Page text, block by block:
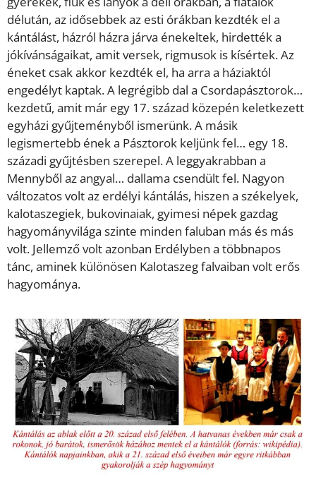
délután, az idősebbek az esti órákban kezdték el a
kántálást, házról házra járva énekeltek, hirdették a
jókívánságaikat, amit versek, rigmusok is kísértek. Az
éneket csak akkor kezdték el, ha arra a háziaktól
engedélyt kaptak. A legrégibb dal a Csordapásztorok…
kezdetű, amit már egy 17. század közepén keletkezett
egyházi gyűjteményből ismerünk. A másik
legismertebb ének a Pásztorok keljünk fel… egy 18.
századi gyűjtésben szerepel. A leggyakrabban a
Mennyből az angyal… dallama csendült fel. Nagyon
változatos volt az erdélyi kántálás, hiszen a székelyek,
kalotaszegiek, bukovinaiak, gyimesi népek gazdag
hagyományvilága szinte minden faluban más és más
volt. Jellemző volt azonban Erdélyben a többnapos
tánc, aminek különösen Kalotaszeg falvaiban volt erős
hagyománya.